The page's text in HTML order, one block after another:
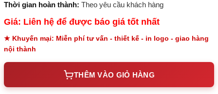
Thời gian hoàn thành: Theo yêu cầu khách hàng
Giá: Liên hệ để được báo giá tốt nhất
★ Khuyến mại: Miễn phí tư vấn - thiết kế - in logo - giao hàng
nội thành
THÊM VÀO GIỎ HÀNG